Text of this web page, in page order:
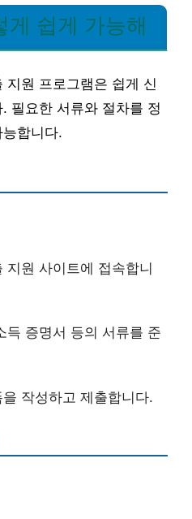
게 쉽게 가능해
지원 프로그램은 쉽게 신
필요한 서류와 절차를 정
합니다.
지원 사이트에 접속합니
득 증명서 등의 서류를 준
작성하고 제출합니다.